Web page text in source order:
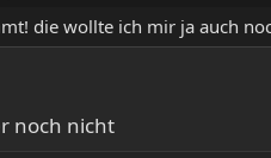
die wollte ich mir ja auch
noch nicht